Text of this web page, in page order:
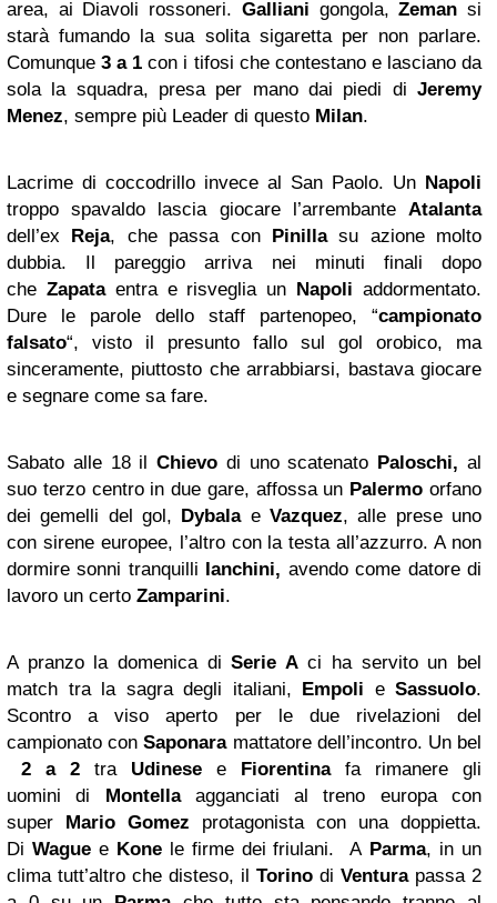
area, ai Diavoli rossoneri. Galliani gongola,Zeman si
starà fumando la sua solita sigaretta per non parlare.
Comunque3 a 1 con i tifosi che contestano e lasciano da
sola la squadra, presa per mano dai piedi di Jeremy
Menez, sempre più Leader di questo Milan.
Lacrime di coccodrillo invece al San Paolo. Un Napoli
troppo spavaldo lascia giocare l’arrembante Atalanta
dell’ex Reja, che passa con Pinillasu azione molto
dubbia. Il pareggio arriva nei minuti finali dopo
che Zapataentra e risveglia un Napoli addormentato.
Dure le parole dello staff partenopeo, “campionato
falsato“, visto il presunto fallo sul gol orobico, ma
sinceramente, piuttosto che arrabbiarsi, bastava giocare
e segnare come sa fare.
Sabato alle 18 ilChievo di uno scatenato Paloschi,al
suo terzo centro in due gare, affossa un Palermo orfano
dei gemelli del gol, Dybala eVazquez, alle prese uno
con sirene europee, l’altro con la testa all’azzurro. A non
dormire sonni tranquilli Ianchini, avendo come datore di
lavoro un certo Zamparini.
A pranzo la domenica diSerie Aci ha servito un bel
match tra la sagra degli italiani, Empoli e Sassuolo.
Scontro a viso aperto per le due rivelazioni del
campionato conSaponaramattatore dell’incontro. Un bel
2 a 2 tra Udinese e Fiorentinafa rimanere gli
uomini di Montellaagganciati al treno europa con
super Mario Gomez protagonista con una doppietta.
Di Waguee Kone le firme dei friulani. A Parma, in un
clima tutt’altro che disteso, il Torino di Venturapassa 2